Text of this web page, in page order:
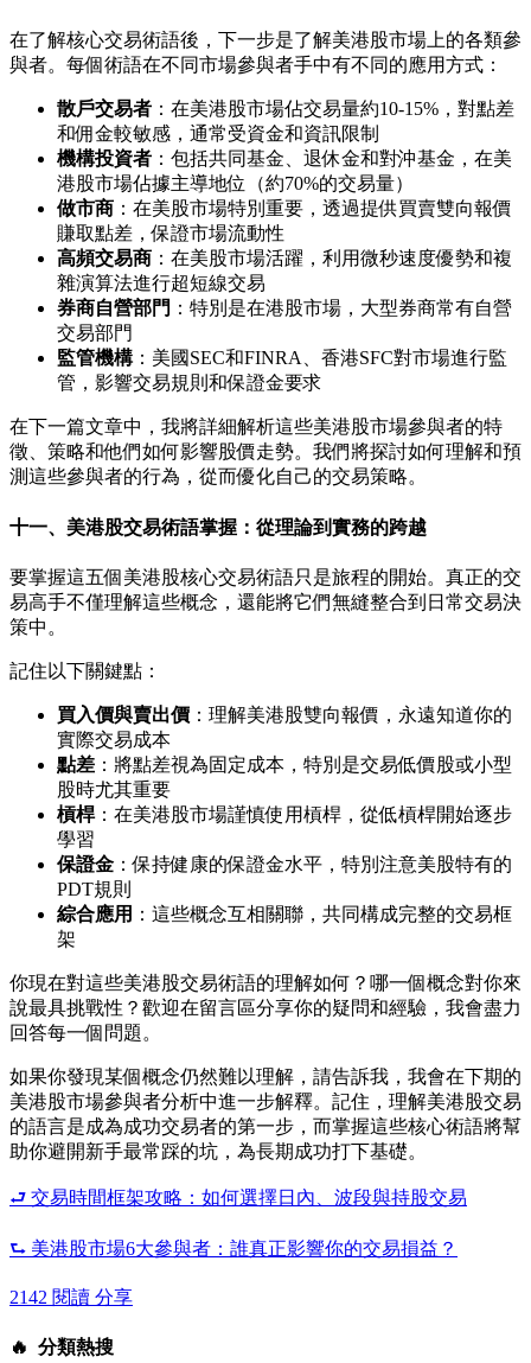
在了解核心交易術語後，下一步是了解美港股市場上的各類參
與者。每個術語在不同市場參與者手中有不同的應用方式：
散戶交易者 ：在美港股市場佔交易量約10-15%，對點差
和佣金較敏感，通常受資金和資訊限制
機構投資者 ：包括共同基金、退休金和對沖基金，在美
港股市場佔據主導地位（約70%的交易量）
做市商 ：在美股市場特別重要，透過提供買賣雙向報價
賺取點差，保證市場流動性
高頻交易商 ：在美股市場活躍，利用微秒速度優勢和複
雜演算法進行超短線交易
券商自營部門 ：特別是在港股市場，大型券商常有自營
交易部門
監管機構：美國SEC和FINRA、香港SFC對市場進行監
管，影響交易規則和保證金要求
在下一篇文章中，我將詳細解析這些美港股市場參與者的特
徵、策略和他們如何影響股價走勢。我們將探討如何理解和預
測這些參與者的行為，從而優化自己的交易策略。
十一、美港股交易術語掌握：從理論到實務的跨越
要掌握這五個美港股核心交易術語只是旅程的開始。真正的交
易高手不僅理解這些概念，還能將它們無縫整合到日常交易決
策中。
記住以下關鍵點：
買入價與賣出價 ：理解美港股雙向報價，永遠知道你的
實際交易成本
點差 ：將點差視為固定成本，特別是交易低價股或小型
股時尤其重要
槓桿：在美港股市場謹慎使用槓桿，從低槓桿開始逐步
學習
保證金 ：保持健康的保證金水平，特別注意美股特有的
PDT規則
綜合應用 ：這些概念互相關聯，共同構成完整的交易框
架
你現在對這些美港股交易術語的理解如何？哪一個概念對你來
說最具挑戰性？歡迎在留言區分享你的疑問和經驗，我會盡力
回答每一個問題。
如果你發現某個概念仍然難以理解，請告訴我，我會在下期的
美港股市場參與者分析中進一步解釋。記住，理解美港股交易
的語言是成為成功交易者的第一步，而掌握這些核心術語將幫
助你避開新手最常踩的坑，為長期成功打下基礎。
⮐ 交易時間框架攻略：如何選擇日內、波段與持股交易
⮑ 美港股市場6大參與者：誰真正影響你的交易損益？
2142 閱讀 分享
🔥 分類熱搜